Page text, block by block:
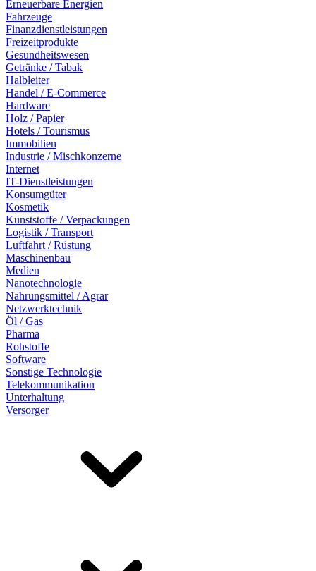
Erneuerbare Energien
Fahrzeuge
Finanzdienstleistungen
Freizeitprodukte
Gesundheitswesen
Getränke / Tabak
Halbleiter
Handel / E-Commerce
Hardware
Holz / Papier
Hotels / Tourismus
Immobilien
Industrie / Mischkonzerne
Internet
IT-Dienstleistungen
Konsumgüter
Kosmetik
Kunststoffe / Verpackungen
Logistik / Transport
Luftfahrt / Rüstung
Maschinenbau
Medien
Nanotechnologie
Nahrungsmittel / Agrar
Netzwerktechnik
Öl / Gas
Pharma
Rohstoffe
Software
Sonstige Technologie
Telekommunikation
Unterhaltung
Versorger